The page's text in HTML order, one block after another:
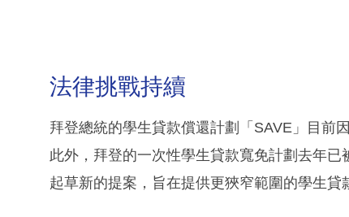
法律挑戰持續
拜登總統的學生貸款償還計劃「SAVE」目前
此外，拜登的一次性學生貸款寬免計劃去年
起草新的提案，旨在提供更狹窄範圍的學生貸